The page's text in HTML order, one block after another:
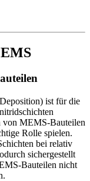
ist für die
von MEMS-Bauteilen
Rolle spielen.
bei relativ
sichergestellt
Bauteilen nicht